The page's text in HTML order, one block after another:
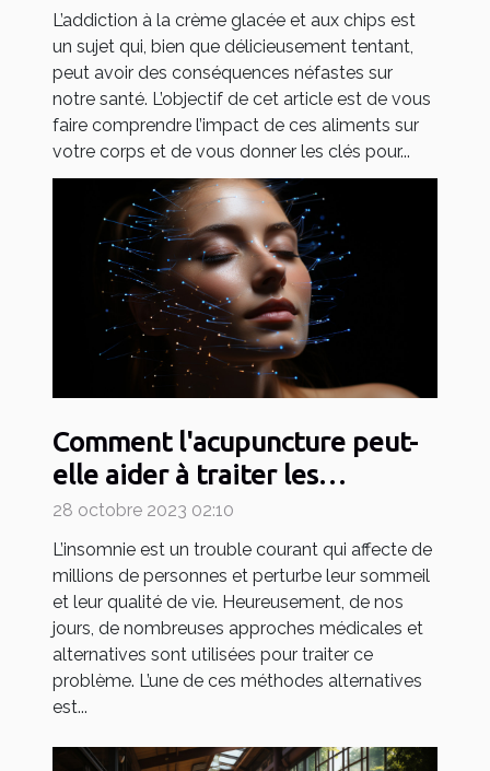
L’addiction à la crème glacée et aux chips est
un sujet qui, bien que délicieusement tentant,
peut avoir des conséquences néfastes sur
notre santé. L’objectif de cet article est de vous
faire comprendre l’impact de ces aliments sur
votre corps et de vous donner les clés pour...
Comment l'acupuncture peut-
elle aider à traiter les
problèmes d'insomnie ?
28 octobre 2023 02:10
L’insomnie est un trouble courant qui affecte de
millions de personnes et perturbe leur sommeil
et leur qualité de vie. Heureusement, de nos
jours, de nombreuses approches médicales et
alternatives sont utilisées pour traiter ce
problème. L’une de ces méthodes alternatives
est...